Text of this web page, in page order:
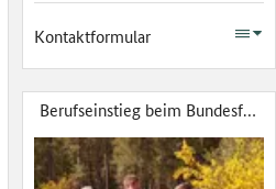
Kontaktformular
Anrede*
Vorname
Berufseinstieg beim Bundesforst